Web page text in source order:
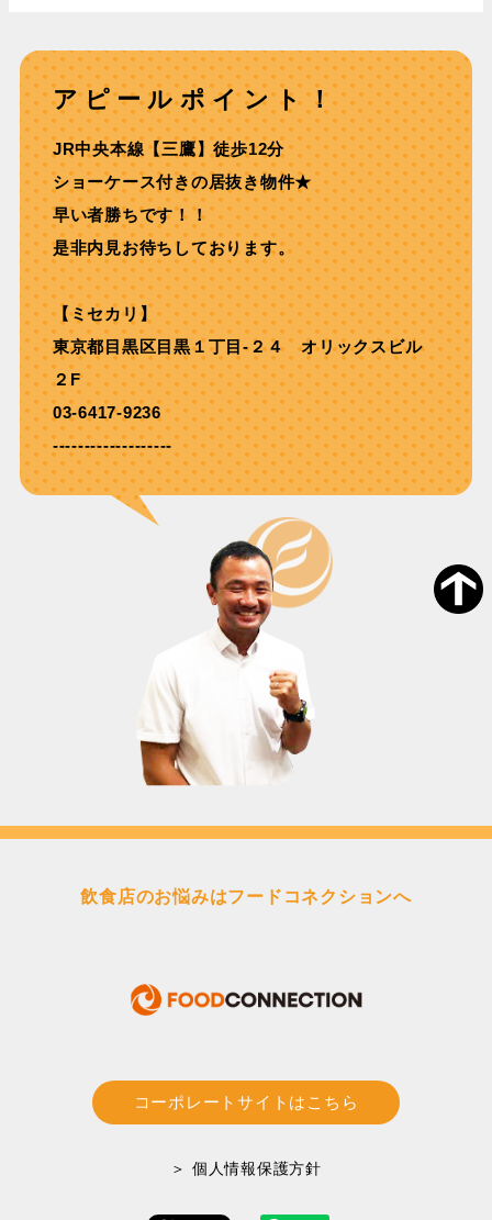
アピールポイント！
JR中央本線【三鷹】徒歩12分
ショーケース付きの居抜き物件★
早い者勝ちです！！
是非内見お待ちしております。
【ミセカリ】
東京都目黒区目黒１丁目-２４ オリックスビル
２F
03-6417-9236
-------------------
飲食店のお悩みはフードコネクションへ
コーポレートサイトはこちら
＞ 個人情報保護方針